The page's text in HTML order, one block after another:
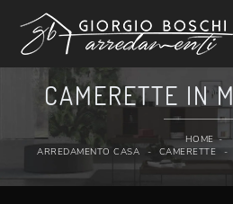
CAMERETTE IN
HOME -
ARREDAMENTO CASA
- CAMERETTE -